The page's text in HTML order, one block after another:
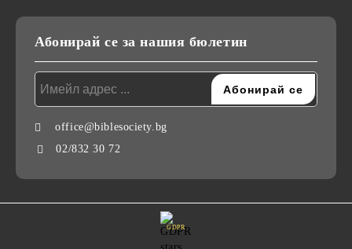
Абонирай се за нашия бюлетин
office@biblesociety.bg
02/832 30 72
GDPR